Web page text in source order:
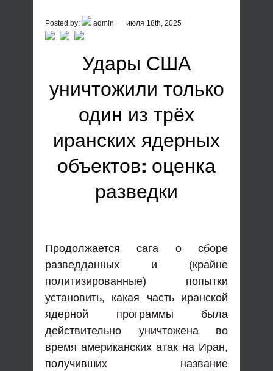
Posted by: admin июля 18th, 2025
Удары США
уничтожили только
один из трёх
иранских ядерных
объектов: оценка
разведки
Продолжается сага о сборе
разведданных и (крайне
политизированные) попытки
установить, какая часть иранской
ядерной программы была
действительно уничтожена во
время американских атак на Иран,
получивших название